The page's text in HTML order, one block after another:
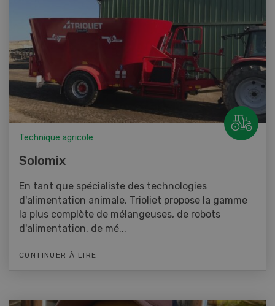
Technique agricole
Solomix
En tant que spécialiste des technologies
d'alimentation animale, Trioliet propose la gamme
la plus complète de mélangeuses, de robots
d'alimentation, de mé...
CONTINUER À LIRE